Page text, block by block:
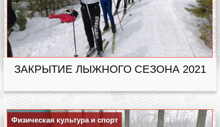
ЗАКРЫТИЕ ЛЫЖНОГО СЕЗОНА 2021
Физическая культура и спорт